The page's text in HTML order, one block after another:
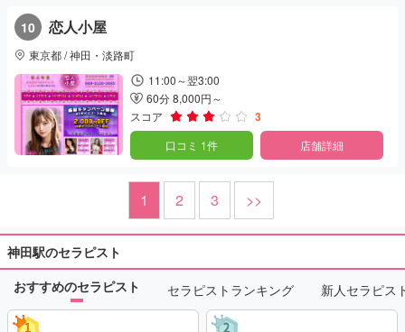
10 恋人小屋
東京都 / 神田・淡路町
11:00～翌3:00
60分 8,000円～
スコア
3
口コミ 1件 店舗詳細
1 2 3 >>
神田駅のセラピスト
おすすめのセラピスト
セラピストランキング 新人セラピス